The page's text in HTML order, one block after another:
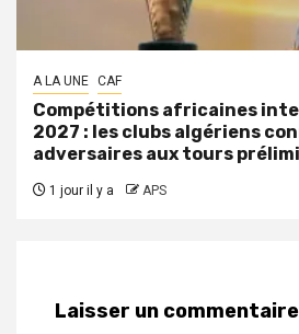
A LA UNE CAF
Compétitions africaines
2027 : les clubs algériens
adversaires aux tours
1 jour il y a APS
Laisser un commentaire